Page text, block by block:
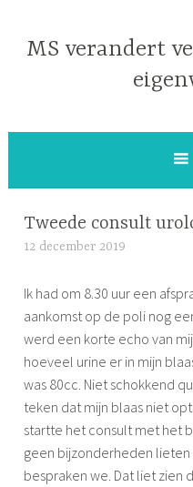
inhoud
MS verandert
Tweede consult
12 december 2019
m
o
n
e
Ik had om 8.30 uur een
aankomst op de poli nog
werd een korte echo van
hoeveel urine er in mijn
was 80cc. Niet schokkend
teken dat mijn blaas niet
startte het consult met het
geen bijzonderheden
bespraken we. Dat liet zien